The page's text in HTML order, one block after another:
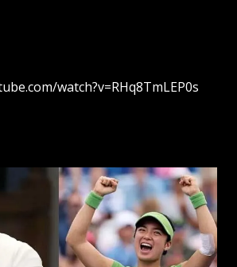
watch?v=RHq8TmLEP0s